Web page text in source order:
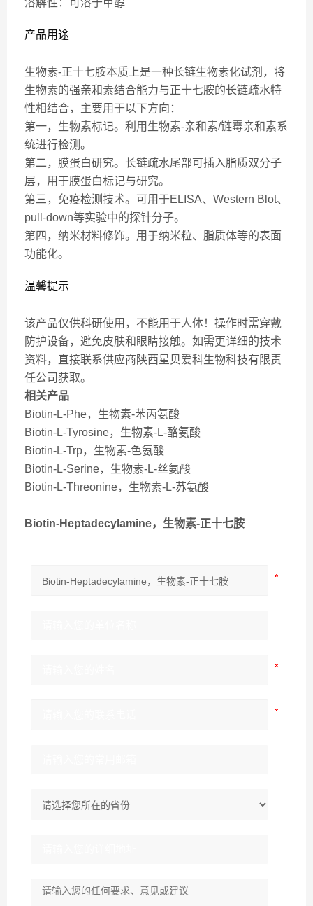
溶解性：可溶于甲醇
产品用途
生物素-正十七胺本质上是一种长链生物素化试剂，将
生物素的强亲和素结合能力与正十七胺的长链疏水特
性相结合，主要用于以下方向：
第一，生物素标记。利用生物素-亲和素/链霉亲和素系
统进行检测。
第二，膜蛋白研究。长链疏水尾部可插入脂质双分子
层，用于膜蛋白标记与研究。
第三，免疫检测技术。可用于ELISA、Western Blot、
pull-down等实验中的探针分子。
第四，纳米材料修饰。用于纳米粒、脂质体等的表面
功能化。
温馨提示
该产品仅供科研使用，不能用于人体！操作时需穿戴
防护设备，避免皮肤和眼睛接触。如需更详细的技术
资料，直接联系供应商陕西星贝爱科生物科技有限责
任公司获取。
相关产品
Biotin-L-Phe，生物素-苯丙氨酸
Biotin-L-Tyrosine，生物素-L-酪氨酸
Biotin-L-Trp，生物素-色氨酸
Biotin-L-Serine，生物素-L-丝氨酸
Biotin-L-Threonine，生物素-L-苏氨酸
Biotin-Heptadecylamine，生物素-正十七胺